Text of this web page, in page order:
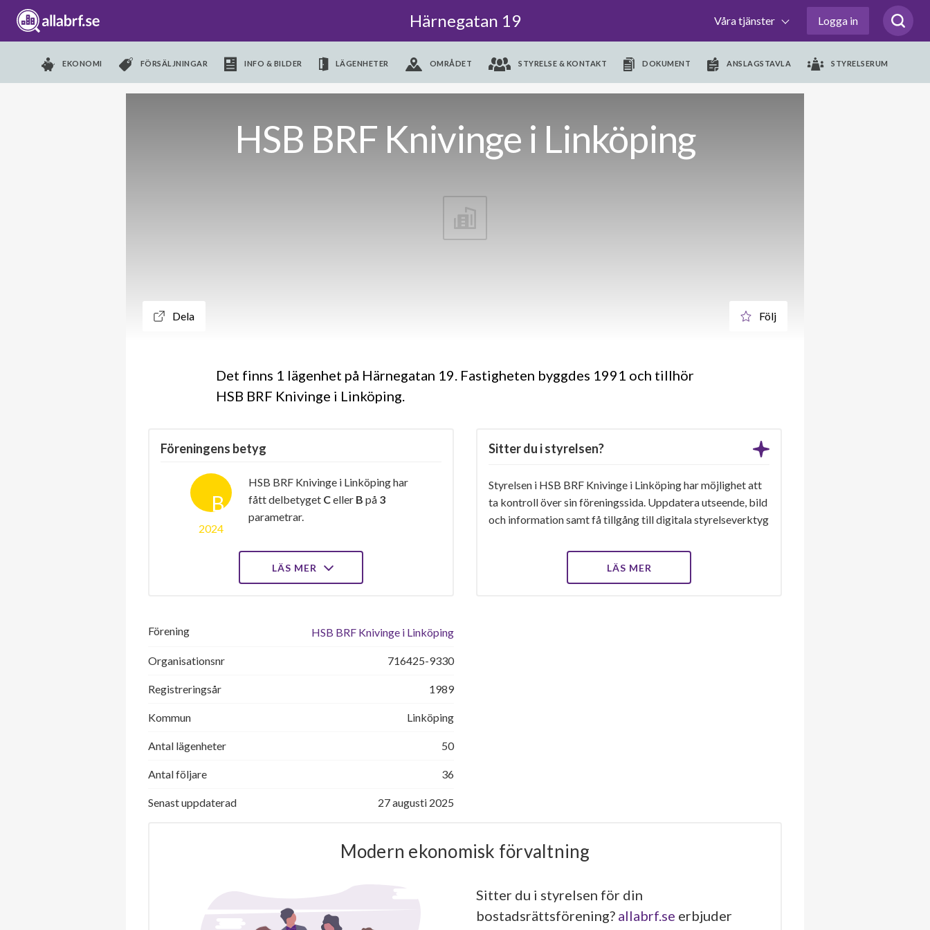
Härnegatan 19 Våra tjänster Logga in
EKONOMI FÖRSÄLJNINGAR INFO & BILDER LÄGENHETER OMRÅDET STYRELSE & KONTAKT DOKUMENT ANSLAGSTAVLA STYRELSERUM
HSB BRF Knivinge i Linköping
Dela Följ
Det finns 1 lägenhet på Härnegatan 19. Fastigheten byggdes 1991 och tillhör
HSB BRF Knivinge i Linköping.
Föreningens betyg
B
2024
HSB BRF Knivinge i Linköping har
fått delbetyget Celler B på 3
parametrar.
LÄS MER
Sitter du i styrelsen?
Styrelsen i HSB BRF Knivinge i Linköping har möjlighet att
ta kontroll över sin föreningssida. Uppdatera utseende, bild
och information samt få tillgång till digitala styrelseverktyg
LÄS MER
Förening HSB BRF Knivinge i Linköping
Organisationsnr 716425-9330
Registreringsår 1989
Kommun Linköping
Antal lägenheter 50
Antal följare 36
Senast uppdaterad 27 augusti 2025
Modern ekonomisk förvaltning
Sitter du i styrelsen för din
bostadsrättsförening? allabrf.se erbjuder